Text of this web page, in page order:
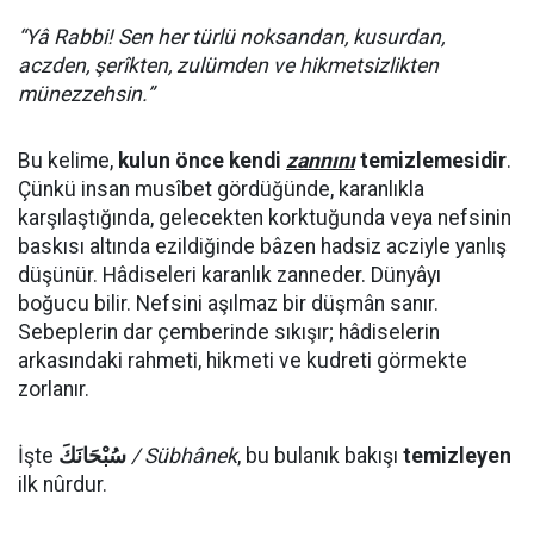
“Yâ Rabbi! Sen her türlü noksandan, kusurdan,
aczden, şerîkten, zulümden ve hikmetsizlikten
münezzehsin.”
Bu kelime, kulun önce kendi zannınıtemizlemesidir.
Çünkü insan musîbet gördüğünde, karanlıkla
karşılaştığında, gelecekten korktuğunda veya nefsinin
baskısı altında ezildiğinde bâzen hadsiz acziyle yanlış
düşünür. Hâdiseleri karanlık zanneder. Dünyâyı
boğucu bilir. Nefsini aşılmaz bir düşmân sanır.
Sebeplerin dar çemberinde sıkışır; hâdiselerin
arkasındaki rahmeti, hikmeti ve kudreti görmekte
zorlanır.
İşte سُبْحَانَكَ / Sübhânek, bu bulanık bakışı temizleyen
ilk nûrdur.